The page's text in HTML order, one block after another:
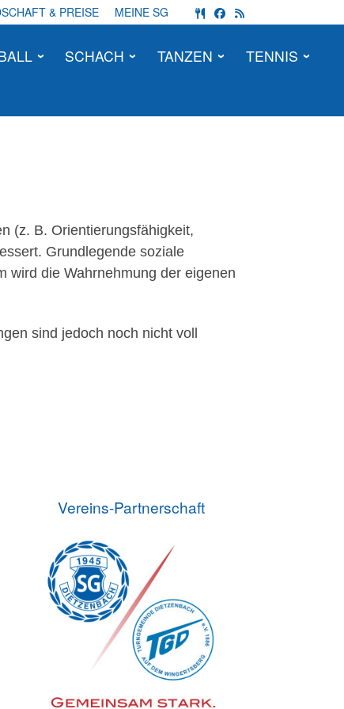
& PREISE MEINE SG fas fa-utensils
fab fa-facebook
SCHACH TANZEN
TENNIS
(z. B. Orientierungsfähigkeit,
Grundlegende soziale
wird die Wahrnehmung der eigenen
sind jedoch noch nicht voll
Vereins-Partnerschaft